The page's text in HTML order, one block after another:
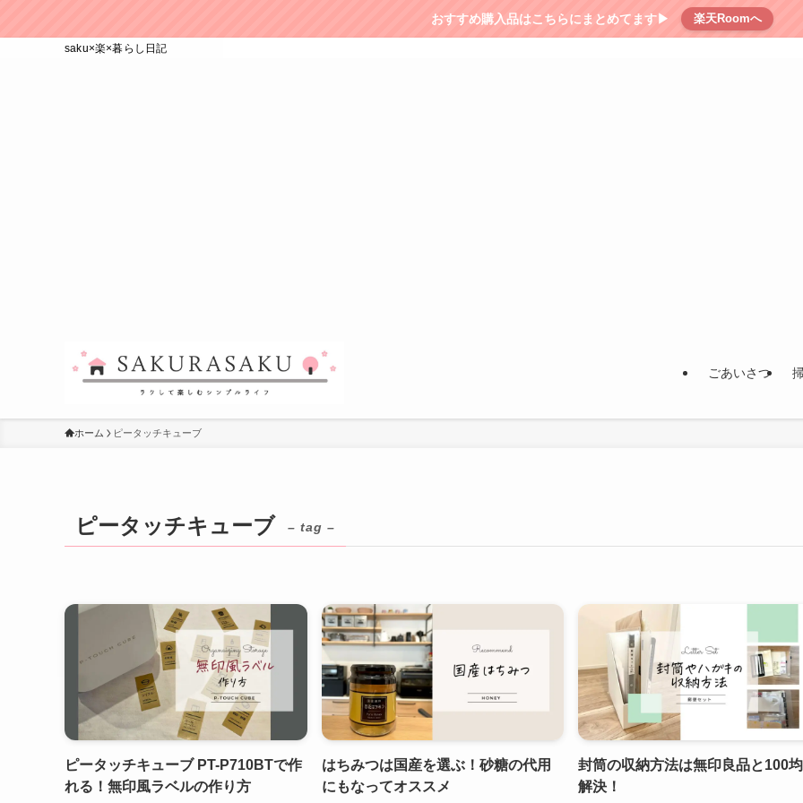
おすすめ購入品はこちらにまとめてます▶︎ 楽天Roomへ
saku×楽×暮らし日記
ごあいさつ
ホーム ピータッチキューブ
ピータッチキューブ – tag –
ピータッチキューブ PT-P710BTで作
れる！無印風ラベルの作り方
はちみつは国産を選ぶ！砂糖の代用
にもなってオススメ
封筒の収納方法は無印良品と100
解決！